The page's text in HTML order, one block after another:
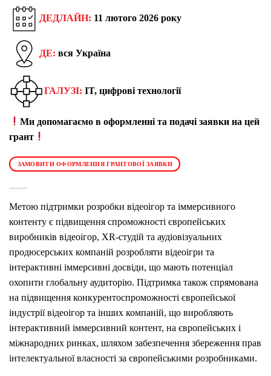
ДЕДЛАЙН: 11 лютого 2026 року
ДЕ: вся Україна
ГАЛУЗІ: IT, цифрові технології
Ми допомагаємо в оформленні та подачі заявки на цей
грант
ЗАМОВИТИ ОФОРМЛЕННЯ ГРАНТОВОЇ ЗАЯВКИ
Метою підтримки розробки відеоігор та іммерсивного
контенту є підвищення спроможності європейських
виробників відеоігор, XR-студій та аудіовізуальних
продюсерських компаній розробляти відеоігри та
інтерактивні іммерсивні досвіди, що мають потенціал
охопити глобальну аудиторію. Підтримка також спрямована
на підвищення конкурентоспроможності європейської
індустрії відеоігор та інших компаній, що виробляють
інтерактивний іммерсивний контент, на європейських і
міжнародних ринках, шляхом забезпечення збереження прав
інтелектуальної власності за європейськими розробниками.